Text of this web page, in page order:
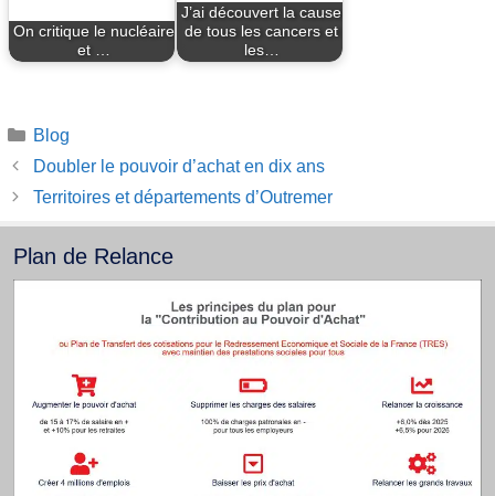
On critique le nucléaire
et …
J’ai découvert la cause
de tous les cancers et
les…
Catégories
Blog
Doubler le pouvoir d’achat en dix ans
Territoires et départements d’Outremer
Plan de Relance